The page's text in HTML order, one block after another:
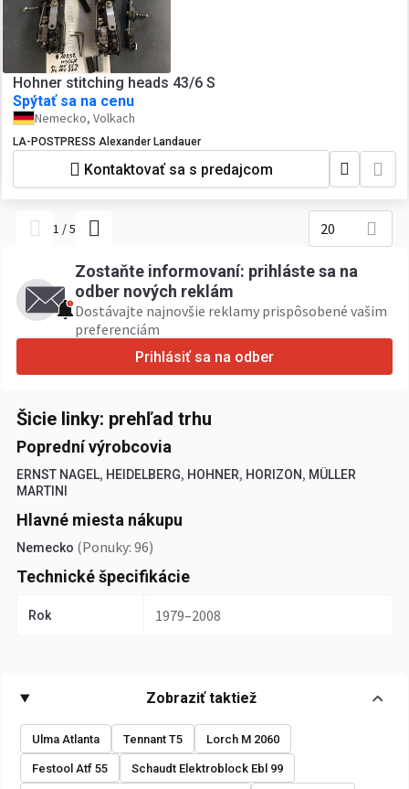
Hohner stitching heads 43/6 S
Spýtať sa na cenu
Nemecko, Volkach
LA-POSTPRESS Alexander Landauer
Kontaktovať sa s predajcom
1 /5 20
Zostaňte informovaní: prihláste sa na
odber nových reklám
Dostávajte najnovšie reklamy prispôsobené vašim
preferenciám
Prihlásiť sa na odber
Šicie linky: prehľad trhu
Poprední výrobcovia
ERNST NAGEL, HEIDELBERG, HOHNER, HORIZON, MÜLLER
MARTINI
Hlavné miesta nákupu
Nemecko (Ponuky: 96)
Technické špecifikácie
Rok 1979–2008
Zobraziť taktiež
Ulma Atlanta Tennant T5 Lorch M 2060
Festool Atf 55 Schaudt Elektroblock Ebl 99